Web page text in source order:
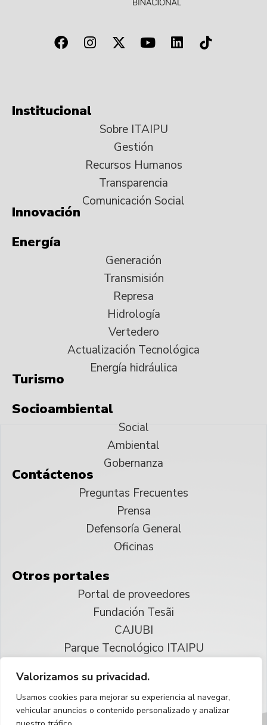
Valorizamos su privacidad.
Usamos cookies para mejorar su experiencia al navegar,
vehicular anuncios o contenido personalizado y analizar
Institucional
Sobre ITAIPU
Gestión
Recursos Humanos
Transparencia
Comunicación Social
Innovación
Energía
Generación
Transmisión
Represa
Hidrología
Vertedero
Actualización Tecnológica
Energía hidráulica
Turismo
Socioambiental
Social
Ambiental
Gobernanza
Contáctenos
Preguntas Frecuentes
Prensa
Defensoría General
Oficinas
Otros portales
Portal de proveedores
Fundación Tesãi
CAJUBI
Parque Tecnológico ITAIPU
Reservados todos los derechos